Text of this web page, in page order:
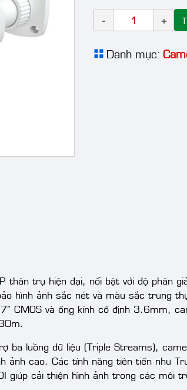
Danh mục:
thân trụ hiện đại, nổi bật với độ phân
hình ảnh sắc nét và màu sắc trung
CMOS và ống kính cố định 3.6mm,
ba luồng dữ liệu (Triple Streams),
ảnh cao. Các tính năng tiên tiến như
giúp cải thiện hình ảnh trong các môi